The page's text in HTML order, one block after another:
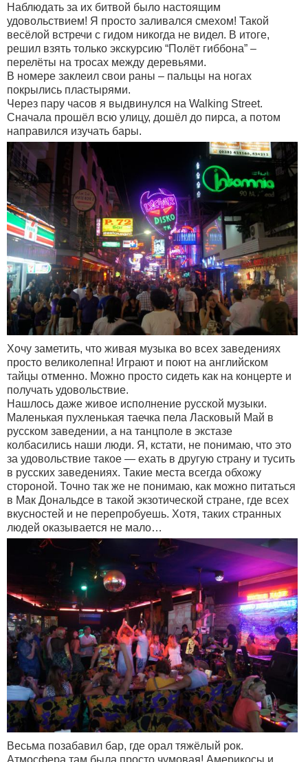
Наблюдать за их битвой было настоящим
удовольствием! Я просто заливался смехом! Такой
весёлой встречи с гидом никогда не видел. В итоге,
решил взять только экскурсию “Полёт гиббона” –
перелёты на тросах между деревьями.
В номере заклеил свои раны – пальцы на ногах
покрылись пластырями.
Через пару часов я выдвинулся на Walking Street.
Сначала прошёл всю улицу, дошёл до пирса, а потом
направился изучать бары.
Хочу заметить, что живая музыка во всех заведениях
просто великолепна! Играют и поют на английском
тайцы отменно. Можно просто сидеть как на концерте и
получать удовольствие.
Нашлось даже живое исполнение русской музыки.
Маленькая пухленькая таечка пела Ласковый Май в
русском заведении, а на танцполе в экстазе
колбасились наши люди. Я, кстати, не понимаю, что это
за удовольствие такое — ехать в другую страну и тусить
в русских заведениях. Такие места всегда обхожу
стороной. Точно так же не понимаю, как можно питаться
в Мак Дональдсе в такой экзотической стране, где всех
вкусностей и не перепробуешь. Хотя, таких странных
людей оказывается не мало…
Весьма позабавил бар, где орал тяжёлый рок.
Атмосфера там была просто чумовая! Америкосы и